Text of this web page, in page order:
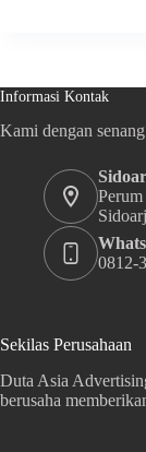
Informasi Kontak
Kami dengan
0812-
Sekilas Perusahaan
Duta Asia
berusaha